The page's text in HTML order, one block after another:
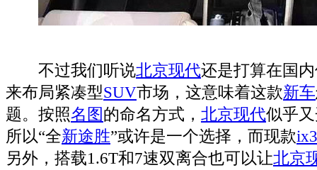
不过我们听说北京现代还是打算在国
来布局紧凑型SUV市场，这意味着这款新车
题。按照名图的命名方式， 北京现代似乎
所以“全新途胜”或许是一个选择，而现款
另外，搭载1.6T和7速双离合也可以让北京